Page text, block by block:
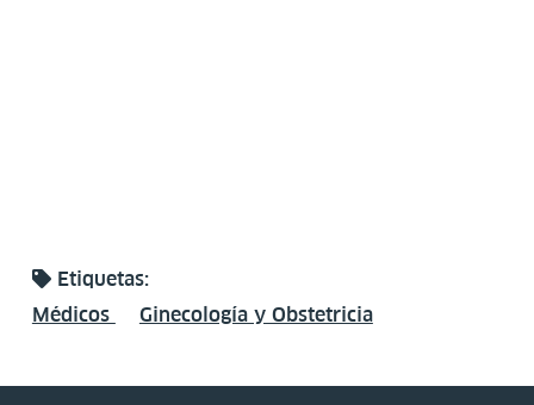
Etiquetas:
Médicos
Ginecología y Obstetricia